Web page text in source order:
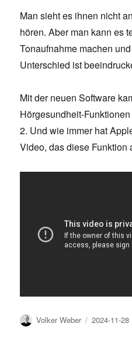
Man sieht es ihnen nicht
hören. Aber man kann es
Tonaufnahme machen
Unterschied ist
Mit der neuen Software
Hörgesundheit-
2. Und wie immer hat
Video, das diese Funktion
Author
Volker Weber
Posted
2024-11-28